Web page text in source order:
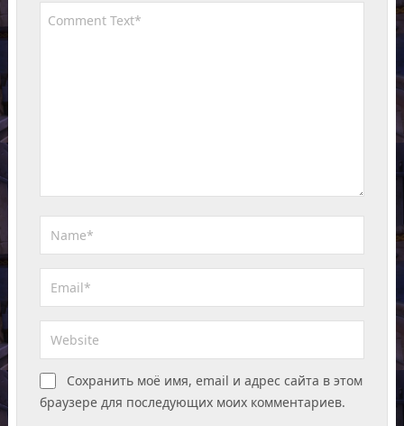
Сохранить моё имя, email и адрес сайта в этом
браузере для последующих моих комментариев.